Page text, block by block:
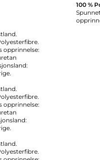
opprinnelse:
opprinnelse:
100 %